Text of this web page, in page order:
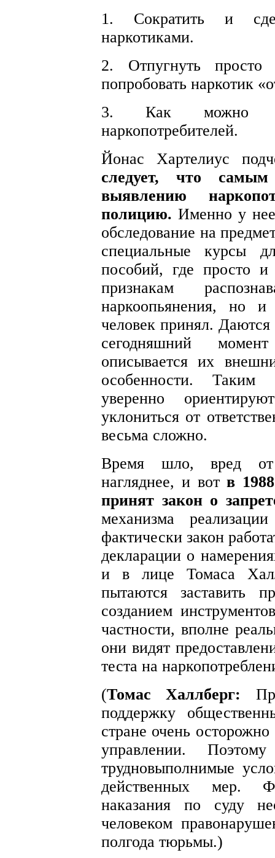
1. Сократить и
наркотиками.
2. Отпугнуть просто
попробовать наркотик
3. Как можно
наркопотребителей.
Йонас Хартелиус
следует, что
выявлению
полицию. Именно у нее
обследование на
специальные курсы
пособий, где просто
признакам
наркоопьянения, но
человек принял.
сегодняшний
описывается их
особенности. Таким
уверенно
уклониться от
весьма сложно.
Время шло, вред от
нагляднее, и вотв
принят закон о
механизма
фактически закон
декларации о
и в лице Томаса
пытаются заставить
созданием
частности, вполне
они видят
теста на
(Томас Халлберг:
поддержку
стране очень
управлении.
трудновыполнимые
действенных мер.
наказания по суду
человеком
полгода тюрьмы.)